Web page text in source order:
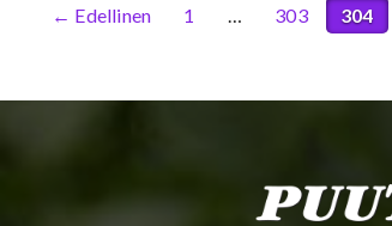
← Edellinen Sivu
1 … Sivu
303 Sivu
304